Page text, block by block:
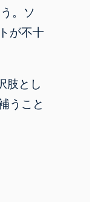
。ソ
が不十
肢とし
うこと